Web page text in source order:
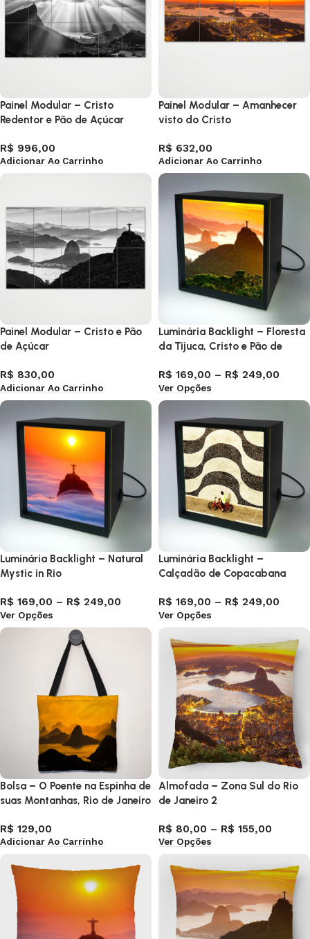
Painel Modular – Cristo
Redentor e Pão de Açúcar
R$ 996,00
Adicionar Ao Carrinho
Painel Modular – Amanhecer
visto do Cristo
R$ 632,00
Adicionar Ao Carrinho
Painel Modular – Cristo e Pão
de Açúcar
R$ 830,00
Adicionar Ao Carrinho
Luminária Backlight – Floresta
da Tijuca, Cristo e Pão de
R$ 169,00 – R$ 249,00
Ver Opções
Luminária Backlight – Natural
Mystic in Rio
R$ 169,00 – R$ 249,00
Ver Opções
Luminária Backlight –
Calçadão de Copacabana
R$ 169,00 – R$ 249,00
Ver Opções
Bolsa – O Poente na Espinha de
suas Montanhas, Rio de Janeiro
R$ 129,00
Adicionar Ao Carrinho
Almofada – Zona Sul do Rio
de Janeiro 2
R$ 80,00 – R$ 155,00
Ver Opções